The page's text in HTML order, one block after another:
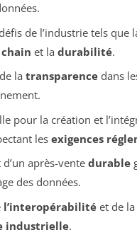
de l’industrie tels que
et la durabilité.
la transparencedans
pour la création et
les exigences
après-vente durable
des données.
l’interopérabilitéet de la
industrielle.